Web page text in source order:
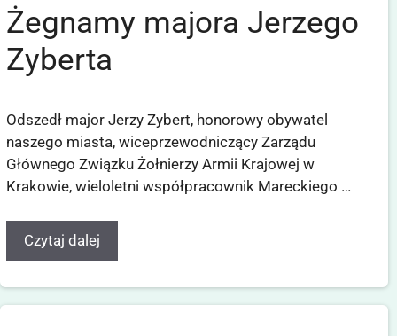
Żegnamy majora Jerzego
Zyberta
Odszedł major Jerzy Zybert, honorowy obywatel
naszego miasta, wiceprzewodniczący Zarządu
Głównego Związku Żołnierzy Armii Krajowej w
Krakowie, wieloletni współpracownik Mareckiego …
Czytaj dalej